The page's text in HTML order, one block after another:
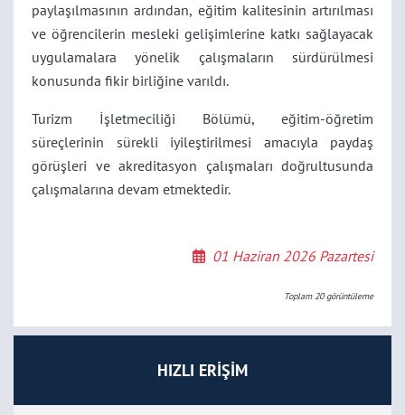
HIZLI ERİŞİM
paylaşılmasının ardından, eğitim kalitesinin artırılması
ve öğrencilerin mesleki gelişimlerine katkı sağlayacak
uygulamalara yönelik çalışmaların sürdürülmesi
konusunda fikir birliğine varıldı.
Turizm İşletmeciliği Bölümü, eğitim-öğretim
süreçlerinin sürekli iyileştirilmesi amacıyla paydaş
görüşleri ve akreditasyon çalışmaları doğrultusunda
çalışmalarına devam etmektedir.
01 Haziran 2026 Pazartesi
Toplam20görüntüleme